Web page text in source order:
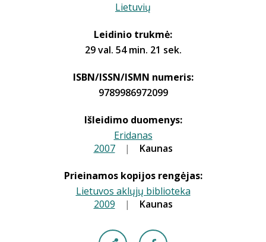
Lietuvių
Leidinio trukmė:
29 val. 54 min. 21 sek.
ISBN/ISSN/ISMN numeris:
9789986972099
Išleidimo duomenys:
Eridanas
2007 | Kaunas
Prieinamos kopijos rengėjas:
Lietuvos aklųjų biblioteka
2009 | Kaunas